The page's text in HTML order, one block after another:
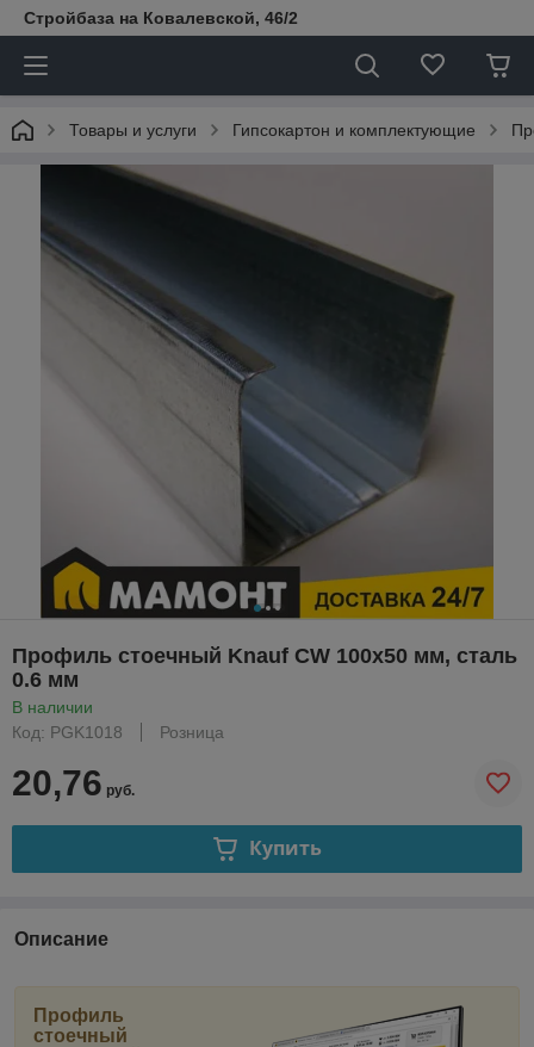
Стройбаза на Ковалевской, 46/2
Товары и услуги Гипсокартон и комплектующие
Профиль стоечный Knauf CW 100x50 мм, сталь
0.6 мм
В наличии
Код: PGK1018
Розница
20,76 руб.
Купить
Описание
Профиль
стоечный